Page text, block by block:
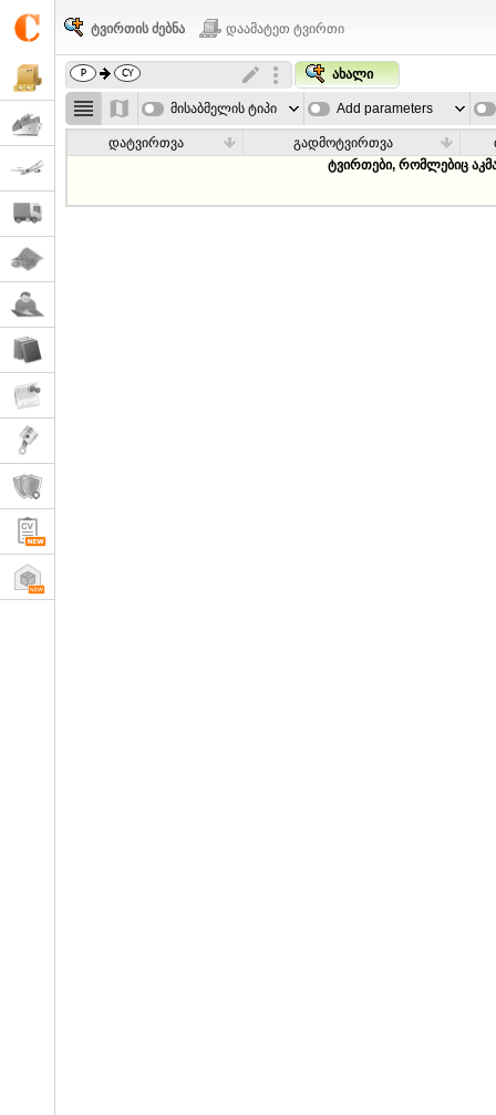
ტვირთის ძებნა დაამატეთ ტვირთი
ახალი
მისაბმელის ტიპი Add parameters
დატვირთვა გადმოტვირთვა
ტვირთები, რომლებიც